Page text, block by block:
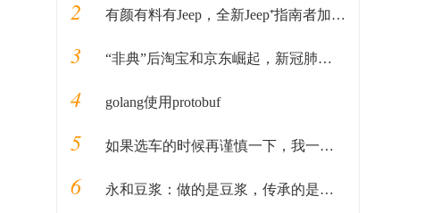
2 有颜有料有Jeep，全新Jeep⁺指南者加料上市
3 “非典”后淘宝和京东崛起，新冠肺炎后会造就谁？
4 golang使用protobuf
5 如果选车的时候再谨慎一下，我一定不会错过新自由光2.0T
6 永和豆浆：做的是豆浆，传承的是文化！